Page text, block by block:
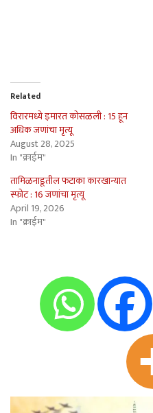
Related
विरारमध्ये इमारत कोसळली : 15 हून
अधिक जणांचा मृत्यू
August 28, 2025
In "क्राईम"
तामिळनाडूतील फटाका कारखान्यात
स्फोट : 16 जणांचा मृत्यू
April 19, 2026
In "क्राईम"